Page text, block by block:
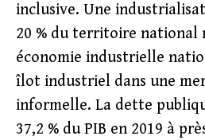
inclusive. Une
20 % du territoire national
économie industrielle
îlot industriel dans une
informelle. La dette
37,2 % du PIB en 2019 à